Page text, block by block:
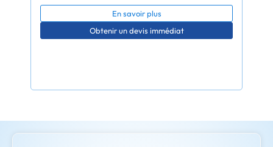
En savoir plus
Obtenir un devis immédiat